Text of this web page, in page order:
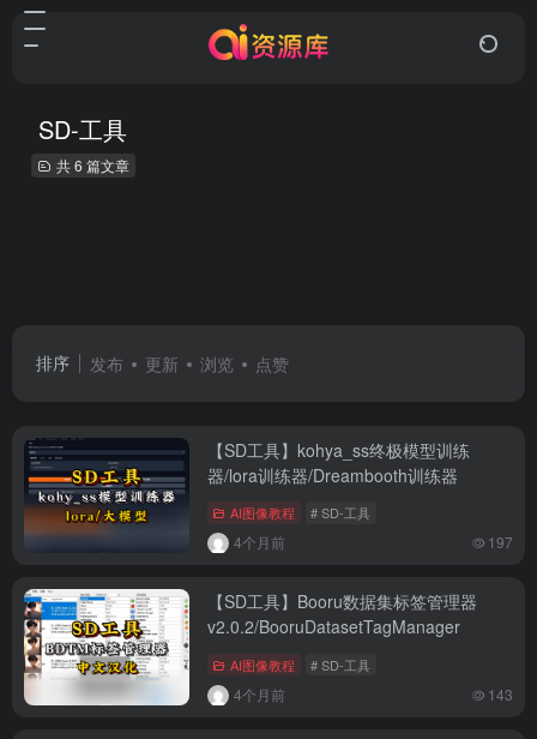
SD-工具
共 6 篇文章
排序 发布 更新 浏览 点赞
【SD工具】kohya_ss终极模型训练
器/lora训练器/Dreambooth训练器
AI图像教程 # SD-工具
4个月前 197
【SD工具】Booru数据集标签管理器
v2.0.2/BooruDatasetTagManager
AI图像教程 # SD-工具
4个月前 143